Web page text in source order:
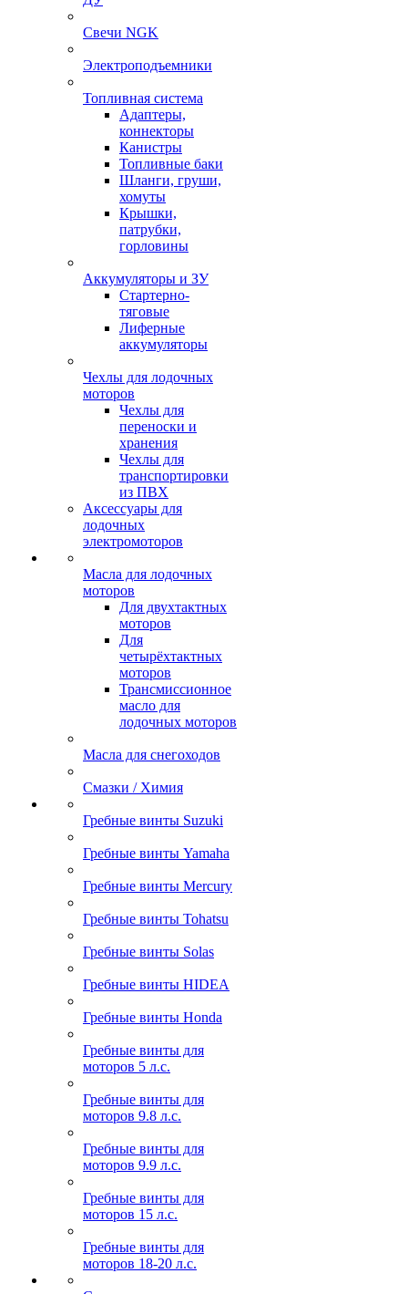
Свечи NGK
Электроподъемники
Топливная система
Адаптеры,
коннекторы
Канистры
Топливные баки
Шланги, груши,
хомуты
Крышки,
патрубки,
горловины
Аккумуляторы и ЗУ
Стартерно-
тяговые
Лиферные
аккумуляторы
Чехлы для лодочных
моторов
Чехлы для
переноски и
хранения
Чехлы для
транспортировки
из ПВХ
Аксессуары для
лодочных
электромоторов
Масла для лодочных
моторов
Для двухтактных
моторов
Для
четырёхтактных
моторов
Трансмиссионное
масло для
лодочных моторов
Масла для снегоходов
Смазки / Химия
Гребные винты Suzuki
Гребные винты Yamaha
Гребные винты Mercury
Гребные винты Tohatsu
Гребные винты Solas
Гребные винты HIDEA
Гребные винты Honda
Гребные винты для
моторов 5 л.с.
Гребные винты для
моторов 9.8 л.с.
Гребные винты для
моторов 9.9 л.с.
Гребные винты для
моторов 15 л.с.
Гребные винты для
моторов 18-20 л.с.